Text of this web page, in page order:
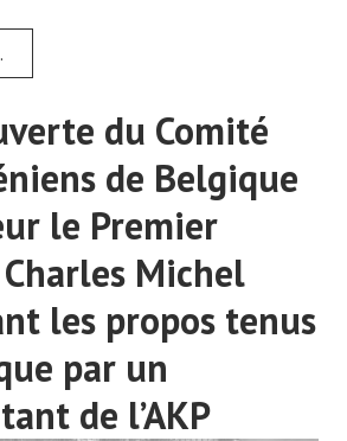
du Comité
de Belgique
le Premier
Michel
les propos tenus
par un
de l’AKP